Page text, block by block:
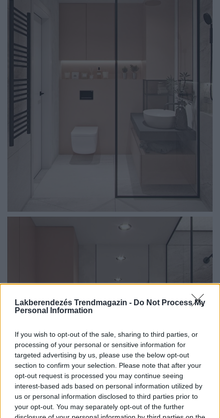
Lakberendezés Trendmagazin - Do Not Process My
Personal Information
If you wish to opt-out of the sale, sharing to third parties, or
processing of your personal or sensitive information for
targeted advertising by us, please use the below opt-out
section to confirm your selection. Please note that after your
opt-out request is processed you may continue seeing
interest-based ads based on personal information utilized by
us or personal information disclosed to third parties prior to
your opt-out. You may separately opt-out of the further